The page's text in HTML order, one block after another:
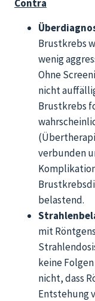
Contra
Brustkrebs
wenig
Ohne
nicht
Brustkrebs
verbunden
belastend.
mit
keine
nicht, dass
Entstehung